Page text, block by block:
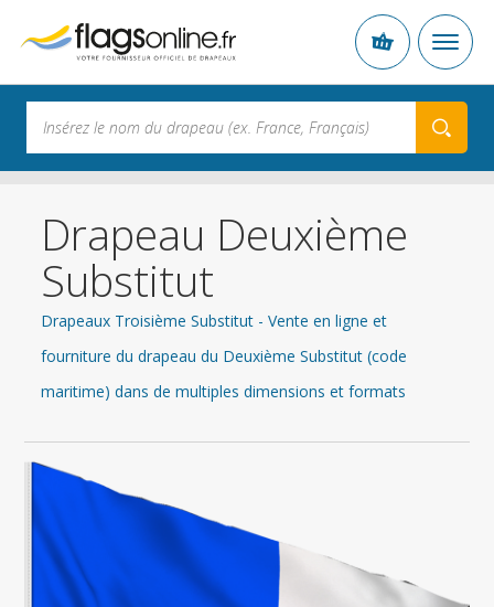
Drapeau Deuxième
Substitut
Drapeaux Troisième Substitut - Vente en ligne et
fourniture du drapeau du Deuxième Substitut (code
maritime) dans de multiples dimensions et formats